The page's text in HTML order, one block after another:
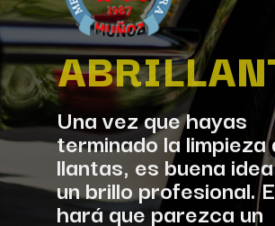
Una vez que hayas
terminado la limpieza
llantas, es buena
un brillo profesional.
hará que parezca un